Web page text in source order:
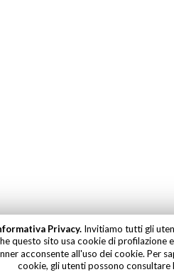
Privacy.Invitiamo tutti gli
questo sito usa cookie di profilazione
acconsente all'uso dei cookie. Per
cookie, gli utenti possono consultare